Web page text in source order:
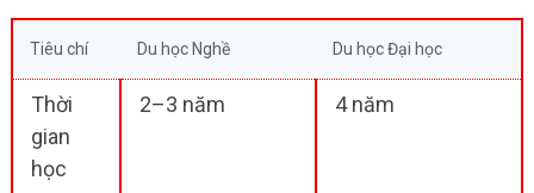
Tiêu chí Du học Nghề Du học Đại học
Thời
gian
học
2–3 năm 4 năm